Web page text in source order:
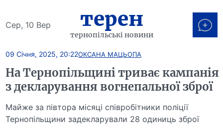
Сер, 10 Вер терен
тернопільські новини
09 Січня, 2025, 20:22ОКСАНА МАЦЬОПА
На Тернопільщині триває кампанія
з декларування вогнепальної зброї
Майже за півтора місяці співробітники поліції
Тернопільщини задекларували 28 одиниць зброї